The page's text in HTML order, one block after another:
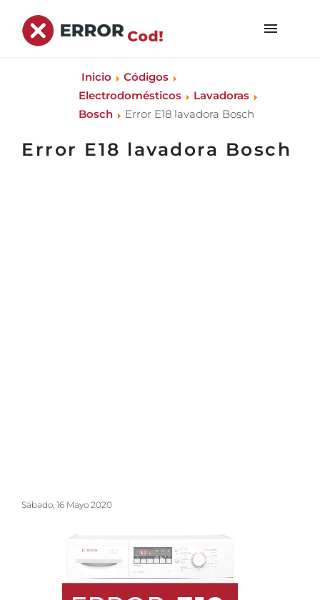
Inicio
Códigos
Electrodomésticos
Lavadoras
Bosch
Error E18 lavadora Bosch
Error E18 lavadora Bosch
Sábado, 16 Mayo 2020